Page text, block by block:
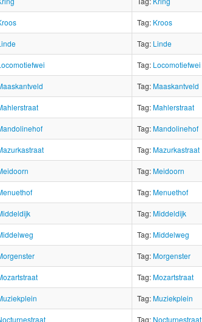
Tag: Kroos
Tag: Linde
Tag: Locomotiefwei
Tag:Maaskantveld
Tag:Mahlerstraat
Tag:Mandolinehof
Tag:Mazurkastraat
Tag:Meidoorn
Tag:Menuethof
Tag:Middeldijk
Tag:Middelweg
Tag:Morgenster
Tag:Mozartstraat
Tag:Muziekplein
Tag: Nocturnestraat